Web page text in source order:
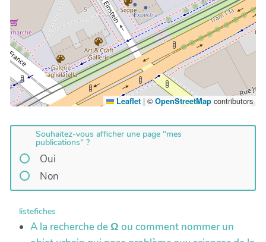
Leaflet | © OpenStreetMap contributors
Souhaitez-vous afficher une page "mes
publications" ?
Oui
Non
listefiches
A la recherche de Ω ou comment nommer un